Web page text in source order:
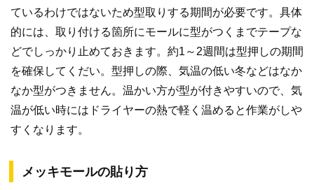
ているわけではないため型取りする期間が必要です。具体
的には、取り付ける箇所にモールに型がつくまでテープな
どでしっかり止めておきます。約1～2週間は型押しの期間
を確保してくだい。型押しの際、気温の低い冬などはなか
なか型がつきません。温かい方が型が付きやすいので、気
温が低い時にはドライヤーの熱で軽く温めると作業がしや
すくなります。
メッキモールの貼り方